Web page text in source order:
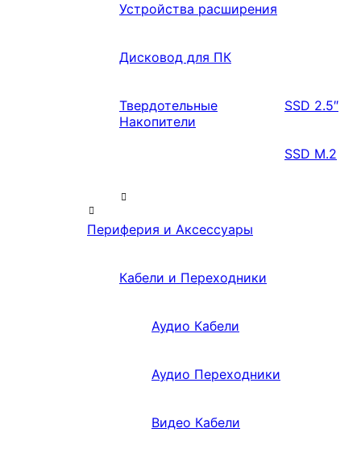
Устройства расширения
Дисковод для ПК
Твердотельные
Накопители
SSD 2.5″
SSD M.2
Периферия и Аксессуары
Кабели и Переходники
Аудио Кабели
Аудио Переходники
Видео Кабели